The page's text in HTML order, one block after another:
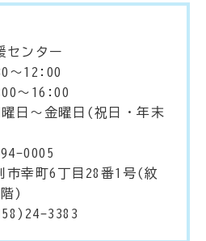
ンター
～12:00
日～金曜日(祝日・年末
0005
丁目28番1号(紋
)
3383